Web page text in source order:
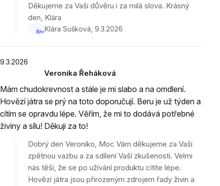
Klára Sušková 9.3.2026
Děkujeme za Vaši důvěru i za milá slova. Krásný
den, Klára
Veronika Řeháková
produktu
je
5
z
hvězdiček.
9.3.2026
Mám chudokrevnost a stále je mi slabo a na omdlení.
Hovězí játra se prý na toto doporučují. Beru je už týden a
cítím se opravdu lépe. Věřím, že mi to dodává potřebné
živiny a sílu! Děkuji za to!
Dobrý den Veroniko, Moc Vám děkujeme za Vaši
zpětnou vazbu a za sdílení Vaší zkušenosti. Velmi
nás těší, že se po užívání produktu cítíte lépe.
Hovězí játra jsou přirozeným zdrojem řady živin a